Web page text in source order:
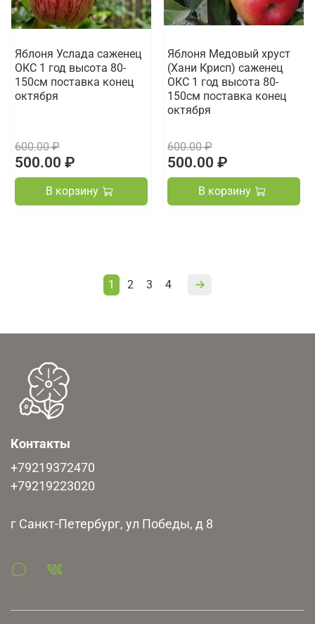
Яблоня Услада саженец
ОКС 1 год высота 80-
150см поставка конец
октября
600.00 ₽
500.00 ₽
В корзину
Яблоня Медовый хруст
(Хани Крисп) саженец
ОКС 1 год высота 80-
150см поставка конец
октября
600.00 ₽
500.00 ₽
В корзину
1 2 3 4
Контакты
+79219372470
+79219223020
г Санкт-Петербург, ул Победы, д 8